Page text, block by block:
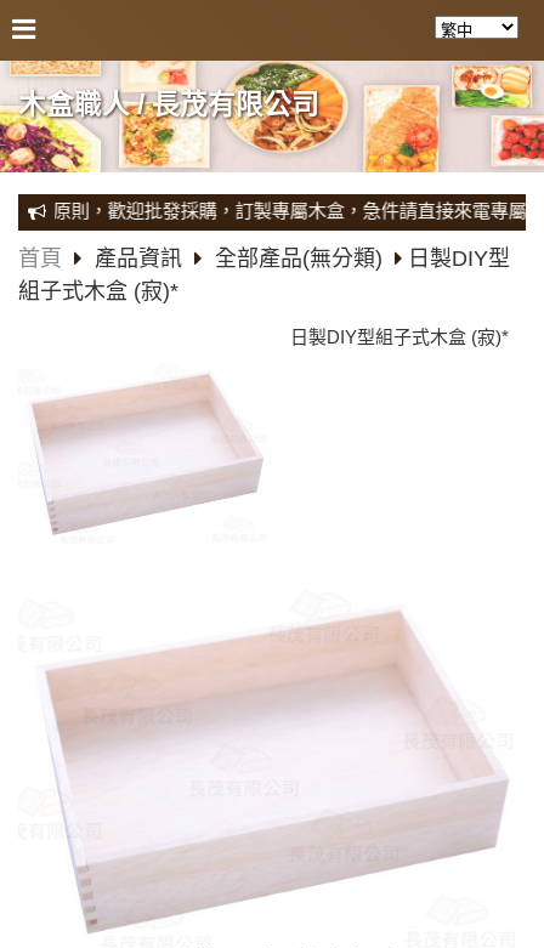
木盒職人 / 長茂有限公司
則，歡迎批發採購，訂製專屬木盒，急件請直接來電專屬人
首頁 產品資訊 全部產品(無分類)
日製DIY型
組子式木盒 (寂)*
日製DIY型組子式木盒 (寂)*